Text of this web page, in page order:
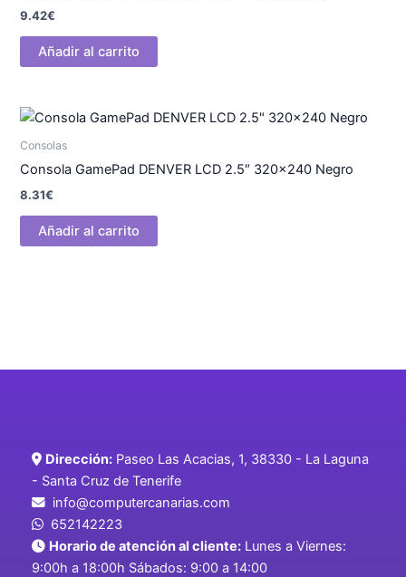
9.42€
Añadir al carrito
Consolas
Consola GamePad DENVER LCD 2.5″ 320×240 Negro
8.31€
Añadir al carrito
Dirección: Paseo Las Acacias, 1, 38330 - La Laguna
- Santa Cruz de Tenerife
info@computercanarias.com
652142223
Horario de atención al cliente: Lunes a Viernes:
9:00h a 18:00h Sábados: 9:00 a 14:00